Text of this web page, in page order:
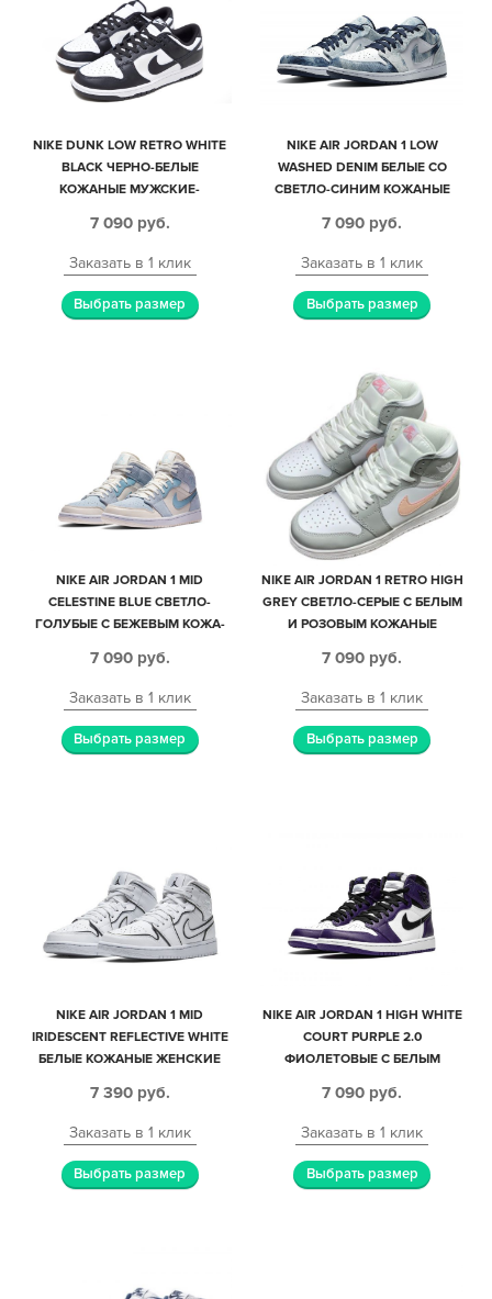
NIKE DUNK LOW RETRO WHITE
BLACK ЧЕРНО-БЕЛЫЕ
КОЖАНЫЕ МУЖСКИЕ-
7 090 руб.
Заказать в 1 клик
Выбрать размер
NIKE AIR JORDAN 1 LOW
WASHED DENIM БЕЛЫЕ СО
СВЕТЛО-СИНИМ КОЖАНЫЕ
7 090 руб.
Заказать в 1 клик
Выбрать размер
NIKE AIR JORDAN 1 MID
CELESTINE BLUE СВЕТЛО-
ГОЛУБЫЕ С БЕЖЕВЫМ КОЖА-
7 090 руб.
Заказать в 1 клик
Выбрать размер
NIKE AIR JORDAN 1 RETRO HIGH
GREY СВЕТЛО-СЕРЫЕ С БЕЛЫМ
И РОЗОВЫМ КОЖАНЫЕ
7 090 руб.
Заказать в 1 клик
Выбрать размер
NIKE AIR JORDAN 1 MID
IRIDESCENT REFLECTIVE WHITE
БЕЛЫЕ КОЖАНЫЕ ЖЕНСКИЕ
7 390 руб.
Заказать в 1 клик
Выбрать размер
NIKE AIR JORDAN 1 HIGH WHITE
COURT PURPLE 2.0
ФИОЛЕТОВЫЕ С БЕЛЫМ
ЖЕНСКИЕ (36-40)
7 090 руб.
Заказать в 1 клик
Выбрать размер